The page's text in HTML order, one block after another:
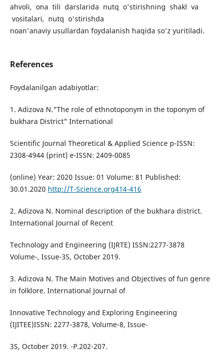
ahvoli, ona tili darslarida nutq o'stirishning shakl va
vositalari, nutq o'stirishda
noan'anaviy usullardan foydalanish haqida so'z yuritiladi.
References
Foydalanilgan adabiyotlar:
1. Adizova N."The role of ethnotoponym in the toponym of
bukhara District" International
Scientific Journal Theoretical & Applied Science p-ISSN:
2308-4944 (print) e-ISSN: 2409-0085
(online) Year: 2020 Issue: 01 Volume: 81 Published:
30.01.2020 http://T-Science.org414-416
2. Adizova N. Nominal description of the bukhara district.
International Journal of Recent
Technology and Engineering (IJRTE) ISSN:2277-3878
Volume-, Issue-3S, October 2019.
3. Adizova N. The Main Motives and Objectives of fun genre
in folklore. International Journal of
Innovative Technology and Exploring Engineering
(IJITEE)ISSN: 2277-3878, Volume-8, Issue-
3S, October 2019. -P.202-207.